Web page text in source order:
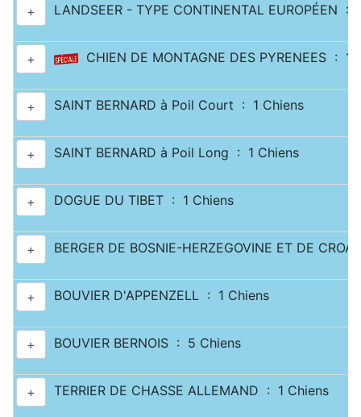
+ LANDSEER - TYPE CONTINENTAL EUROPÉEN :
+ CHIEN DE MONTAGNE DES PYRENEES :
+ SAINT BERNARD à Poil Court : 1 Chiens
+ SAINT BERNARD à Poil Long : 1 Chiens
+ DOGUE DU TIBET : 1 Chiens
+ BERGER DE BOSNIE-HERZEGOVINE ET DE
+ BOUVIER D'APPENZELL : 1 Chiens
+ BOUVIER BERNOIS : 5 Chiens
+ TERRIER DE CHASSE ALLEMAND : 1 Chiens